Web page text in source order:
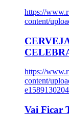
https://
content/
https://
content/
Vai Ficar